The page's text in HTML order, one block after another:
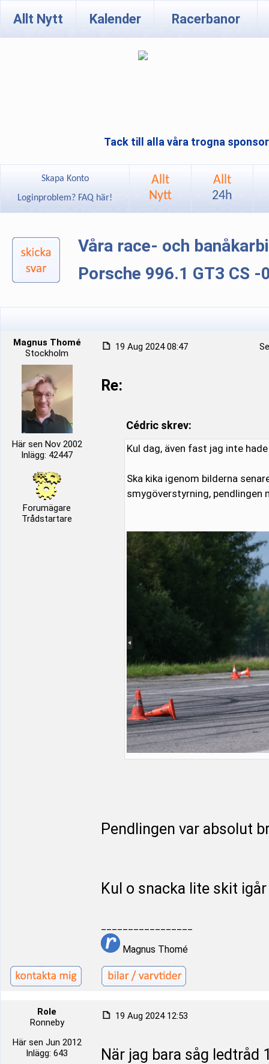
Allt Nytt Kalender Racerbanor
Tack till alla våra trogna
Skapa Konto
Loginproblem? FAQ här!
Allt
Nytt
Allt
24h
Våra race- och
Porsche 996.1 GT3 CS
Magnus Thomé
Stockholm
Här sen Nov 2002
Inlägg: 42447
Forumägare
Trådstartare
19 Aug 2024 08:47
Re:
Cédric skrev:
Kul dag, även fast jag inte
Ska kika igenom bilderna
smygöverstyrning,
Pendlingen var absolut
Kul o snacka lite skit
Magnus Thomé
Role
Ronneby
Här sen Jun 2012
Inlägg: 643
19 Aug 2024 12:53
När jag bara såg